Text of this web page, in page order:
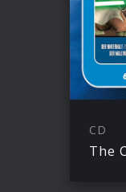
CD